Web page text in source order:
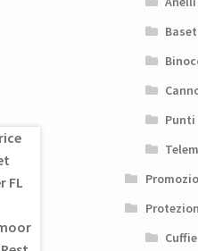
Punti